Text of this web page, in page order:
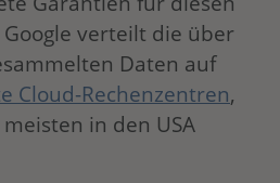
verteilt die über
Daten auf
Cloud-Rechenzentren,
in den USA